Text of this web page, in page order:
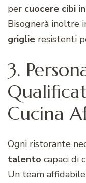
per cuocere cibi
Bisognerà inoltre
griglie resistenti
3.
Cucina
Ogni ristorante
talento capaci di
Un team